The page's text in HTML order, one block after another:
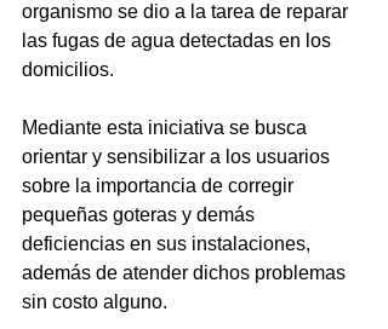
organismo se dio a la tarea de reparar
las fugas de agua detectadas en los
domicilios.
Mediante esta iniciativa se busca
orientar y sensibilizar a los usuarios
sobre la importancia de corregir
pequeñas goteras y demás
deficiencias en sus instalaciones,
además de atender dichos problemas
sin costo alguno.